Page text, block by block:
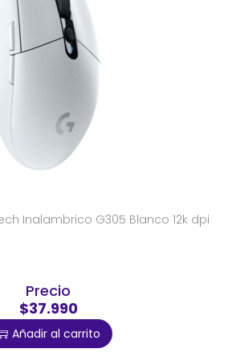
Inalambrico G305 Blanco 12k dpi
Precio
$37.990
Añadir al carrito